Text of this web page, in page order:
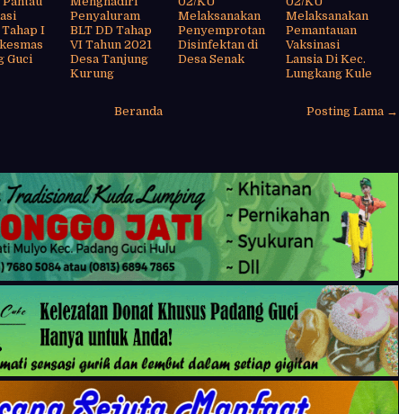
I
Guci
Penyaluram
BLT DD Tahap
VI Tahun 2021
Desa Tanjung
Kurung
Melaksanakan
Penyemprotan
Disinfektan di
Desa Senak
Melaksanakan
Pemantauan
Vaksinasi
Lansia Di Kec.
Lungkang Kule
Posting Lama →
Beranda